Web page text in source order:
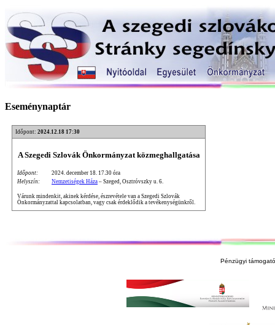
Eseménynaptár
Időpont: 2024.12.18 17:30
A Szegedi Szlovák Önkormányzat közmeghallgatása
Időpont:
2024. december 18. 17.30 óra
Helyszín:
Nemzetiségek Háza – Szeged, Osztróvszky u. 6.
Várunk mindenkit, akinek kérdése, észrevétele van a Szegedi Szlovák
Önkormányzattal kapcsolatban, vagy csak érdeklődik a tevékenységünkről.
Pénzügyi